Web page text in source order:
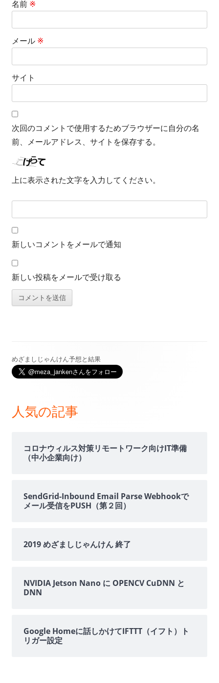
名前 ※
メール ※
サイト
次回のコメントで使用するためブラウザーに自分の名
前、メールアドレス、サイトを保存する。
上に表示された文字を入力してください。
新しいコメントをメールで通知
新しい投稿をメールで受け取る
メ
ン
めざましじゃんけん予想と結果
人気の記事
コロナウィルス対策リモートワーク向けIT準備
（中小企業向け）
SendGrid-Inbound Email Parse Webhookで
メール受信をPUSH（第２回）
2019 めざましじゃんけん 終了
NVIDIA Jetson Nano に OPENCV CuDNN と
DNN
Google Homeに話しかけてIFTTT（イフト）ト
リガー設定